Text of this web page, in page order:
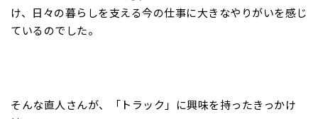
け、日々の暮らしを支える今の仕事に大きなやりがいを感じ
ているのでした。
そんな直人さんが、「トラック」に興味を持ったきっかけ